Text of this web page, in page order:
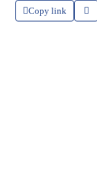
Copy link